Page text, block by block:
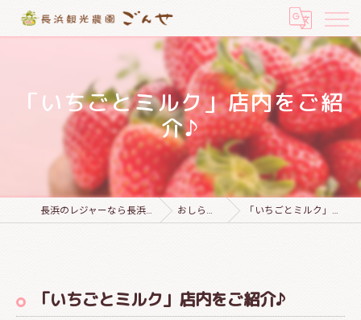
「いちごとミルク」店内をご紹
介♪
長浜のレジャーなら長浜観光農園 ごんせ おしらせブログ 「いちごとミルク」店内をご紹介♪
「いちごとミルク」店内をご紹介♪